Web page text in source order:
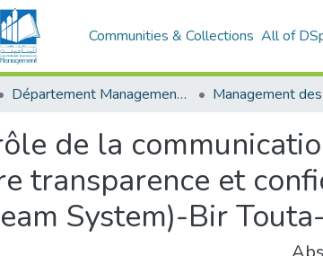
Communities & Collections All of
Département Management Des Organisations
de la
transparence et
System)-Bir Touta-